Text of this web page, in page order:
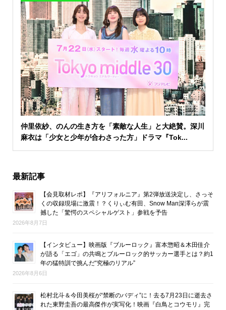
仲里依紗、のんの生き方を「素敵な人生」と大絶賛。深川
麻衣は「少女と少年が合わさった方」ドラマ『Tok...
最新記事
【会見取材レポ】『アリフォルニア』第2弾放送決定し、さっそ
くの収録現場に激震！？くりぃむ有田、Snow Man深澤らが震
撼した「驚愕のスペシャルゲスト」参戦を予告
2026年8月7日
【インタビュー】映画版『ブルーロック』富本惣昭＆木田佳介
が語る「エゴ」の共鳴とブルーロック的サッカー選手とは？約1
年の猛特訓で挑んだ“究極のリアル”
2026年8月6日
松村北斗＆今田美桜が“禁断のバディ”に！去る7月23日に逝去さ
れた東野圭吾の最高傑作が実写化！映画『白鳥とコウモリ』完